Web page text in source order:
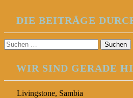
DIE BEITRÄGE
Suchen
nach:
WIR SIND GERADE
Livingstone, Sambia